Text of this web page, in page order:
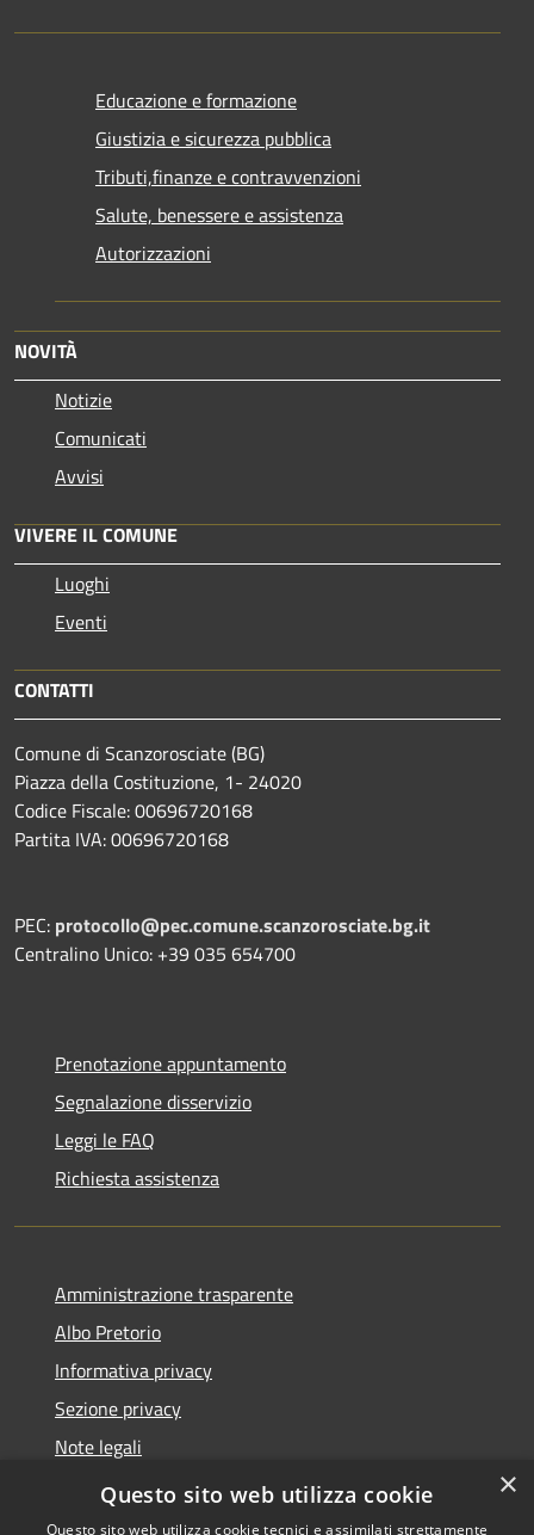
Educazione e formazione
Giustizia e sicurezza pubblica
Tributi,finanze e contravvenzioni
Salute, benessere e assistenza
Autorizzazioni
NOVITÀ
Notizie
Comunicati
Avvisi
VIVERE IL COMUNE
Luoghi
Eventi
CONTATTI
Comune di Scanzorosciate (BG)
Piazza della Costituzione, 1- 24020
Codice Fiscale: 00696720168
Partita IVA: 00696720168
PEC: protocollo@pec.comune.scanzorosciate.bg.it
Centralino Unico: +39 035 654700
Prenotazione appuntamento
Segnalazione disservizio
Leggi le FAQ
Richiesta assistenza
Amministrazione trasparente
Albo Pretorio
Informativa privacy
Sezione privacy
Note legali
Dichiarazione di accessibilità
×
Questo sito web utilizza cookie
Questo sito web utilizza cookie tecnici e assimilati strettamente